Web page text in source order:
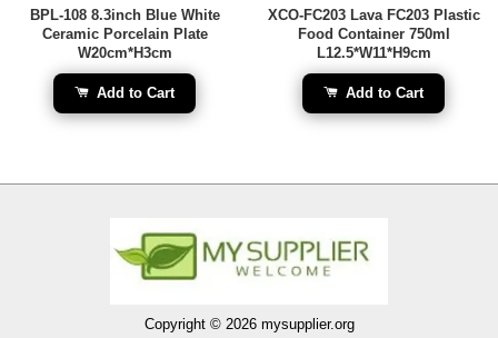
BPL-108 8.3inch Blue White
Ceramic Porcelain Plate
W20cm*H3cm
Add to Cart
XCO-FC203 Lava FC203 Plastic
Food Container 750ml
L12.5*W11*H9cm
Add to Cart
Copyright © 2026 mysupplier.org